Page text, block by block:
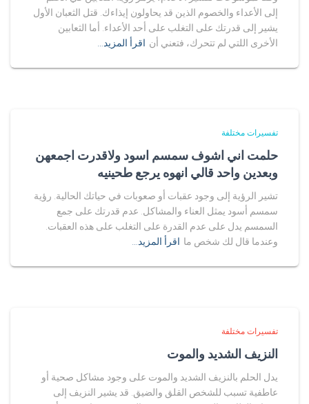
إلى الأعداء والخصوم الذين قد يحاولون إيذاءك. قتل الثعبان الأول
يشير إلى قدرتك على التغلب على أحد الأعداء. أما الثعابين
الأخرى اللتي لم تتحرك، فتعني أن اقرأ المزيد…
تفسيرات مختلفة
حلمت اني اشوف سمسم اسود ولاقدرت اجمعهن
وبعدين واحد قالي انهوه يرجع طحينيه
تشير الرؤية إلى وجود عقبات أو صعوبات في حياتك الحالية. رؤية
سمسم أسود يمثل العناء والمشاكل. عدم قدرتك على جمع
السمسم يدل على عدم القدرة على التغلب على هذه العقبات.
وعندما قال لك شخص ما اقرأ المزيد…
تفسيرات مختلفة
النزيف الشديد والموت
يدل الحلم بالنزيف الشديد والموت على وجود مشاكل صحية أو
عاطفية تسبب للشخص القلق والضيق. قد يشير النزيف إلى